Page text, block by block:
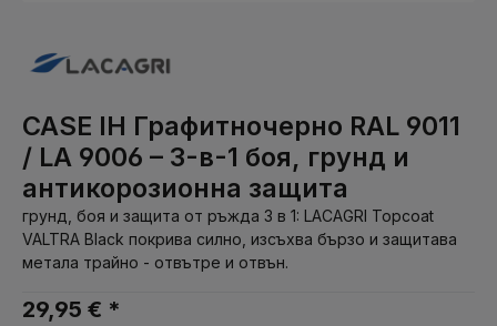
CASE IH Графитночерно RAL 9011
/ LA 9006 – 3-в-1 боя, грунд и
антикорозионна защита
грунд, боя и защита от ръжда 3 в 1: LACAGRI Topcoat
VALTRA Black покрива силно, изсъхва бързо и защитава
метала трайно - отвътре и отвън.
29,95 € *